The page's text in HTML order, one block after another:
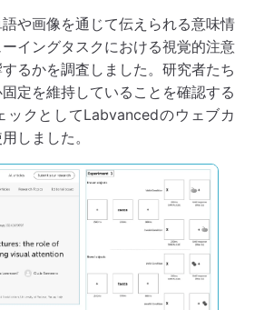
や画像を通じて伝えられる意味情
イングタスクにおける視覚的注意
るかを調査しました。研究者たち
定を維持していることを確認する
ックとしてLabvancedのウェブカ
しました。